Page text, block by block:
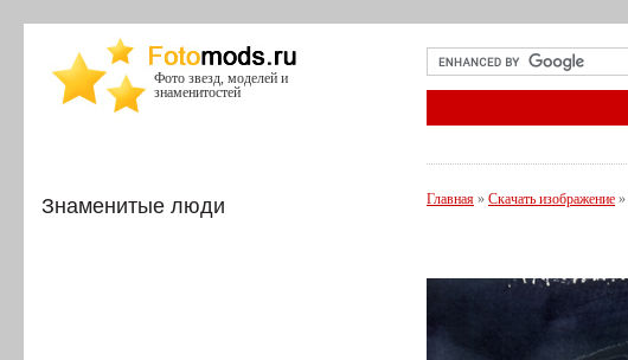
Фото звезд, моделей и
знаменитостей
Знаменитые люди Главная » Скачать изображение »